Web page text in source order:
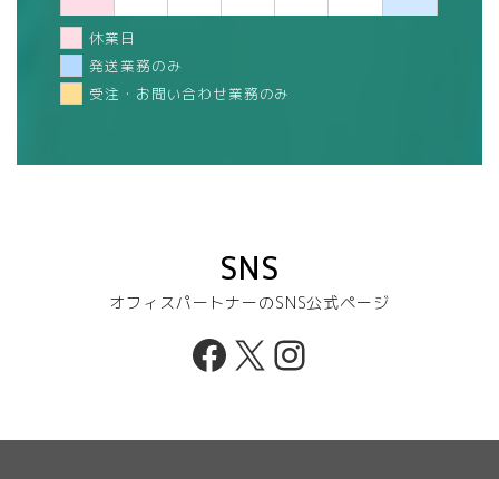
休業日
発送業務のみ
受注・お問い合わせ業務のみ
SNS
オフィスパートナーのSNS公式ページ
Facebook
X Instagram